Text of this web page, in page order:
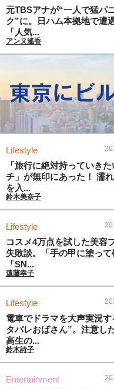
元TBSアナが“一人で猛パ
ク”に。日ハム本拠地で遭
「人気...
アンヌ遙香
Lifestyle
「旅行に絶対持っていき
チ」が無印にあった！ 濡
を入...
鈴木美奈子
Lifestyle
コスメ4万点を試した美容
失敗談。「手の甲に塗って
「SN...
遠藤幸子
Lifestyle
電車でドラマを大声実況す
タバレおばさん”。注意し
高生の...
鈴木詩子
Entertainment